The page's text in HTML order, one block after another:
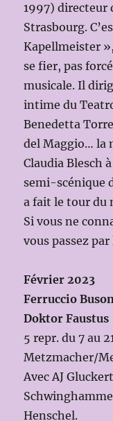
1997) directeur
Strasbourg.
Kapellmeister
se fier, pas
musicale. Il
intime du
Benedetta
del Maggio… la
Claudia Blesch
semi-scénique
a fait le tour du
Si vous ne
vous passez
Février 2023
Ferruccio
Doktor Faustus
5 repr. du 7 au
Metzmacher/
Avec AJ
Henschel.